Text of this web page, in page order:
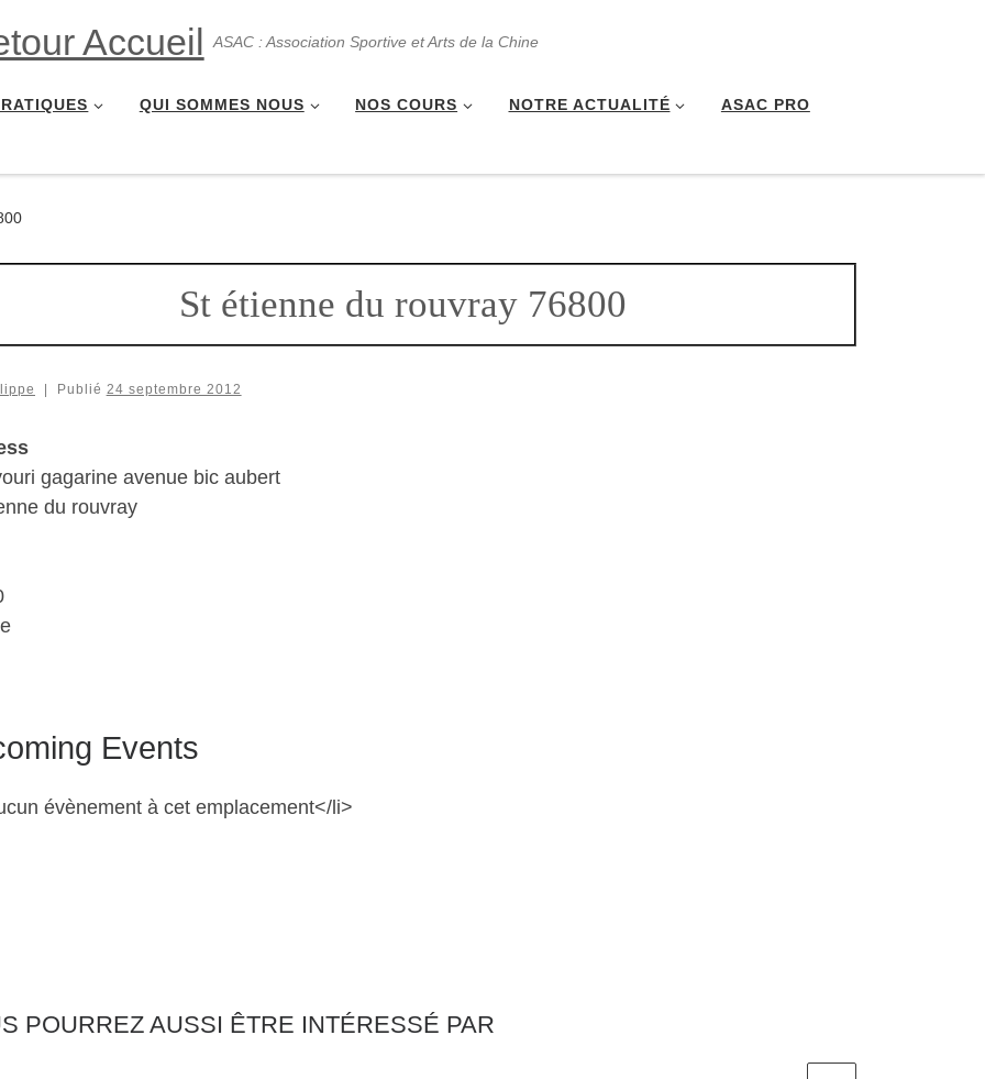
ASAC : Association Sportive et Arts de la Chine
QUI SOMMES NOUS NOS COURS NOTRE ACTUALITÉ ASAC PRO
St étienne du rouvray 76800
Publié 24 septembre 2012
gagarine avenue bic aubert
du rouvray
Events
évènement à cet emplacement</li>
POURREZ AUSSI ÊTRE INTÉRESSÉ PAR